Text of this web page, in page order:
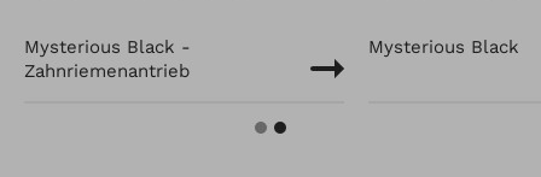
Mysterious Black -
Zahnriemenantrieb
Mysterious Black